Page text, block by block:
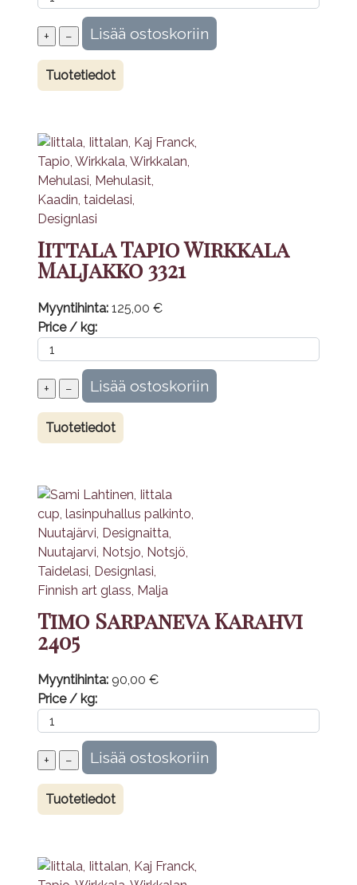
Tuotetiedot
Iittala Tapio Wirkkala
Maljakko 3321
Myyntihinta: 125,00 €
Price / kg:
Tuotetiedot
Timo Sarpaneva Karahvi
2405
Myyntihinta: 90,00 €
Price / kg:
Tuotetiedot